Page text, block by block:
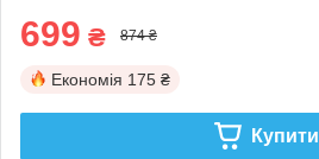
699 ₴ 874 ₴
Економія 175 ₴
Купити